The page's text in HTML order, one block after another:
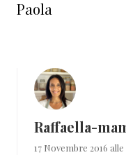
Paola
Raffaella-
17 Novembre 2016 alle